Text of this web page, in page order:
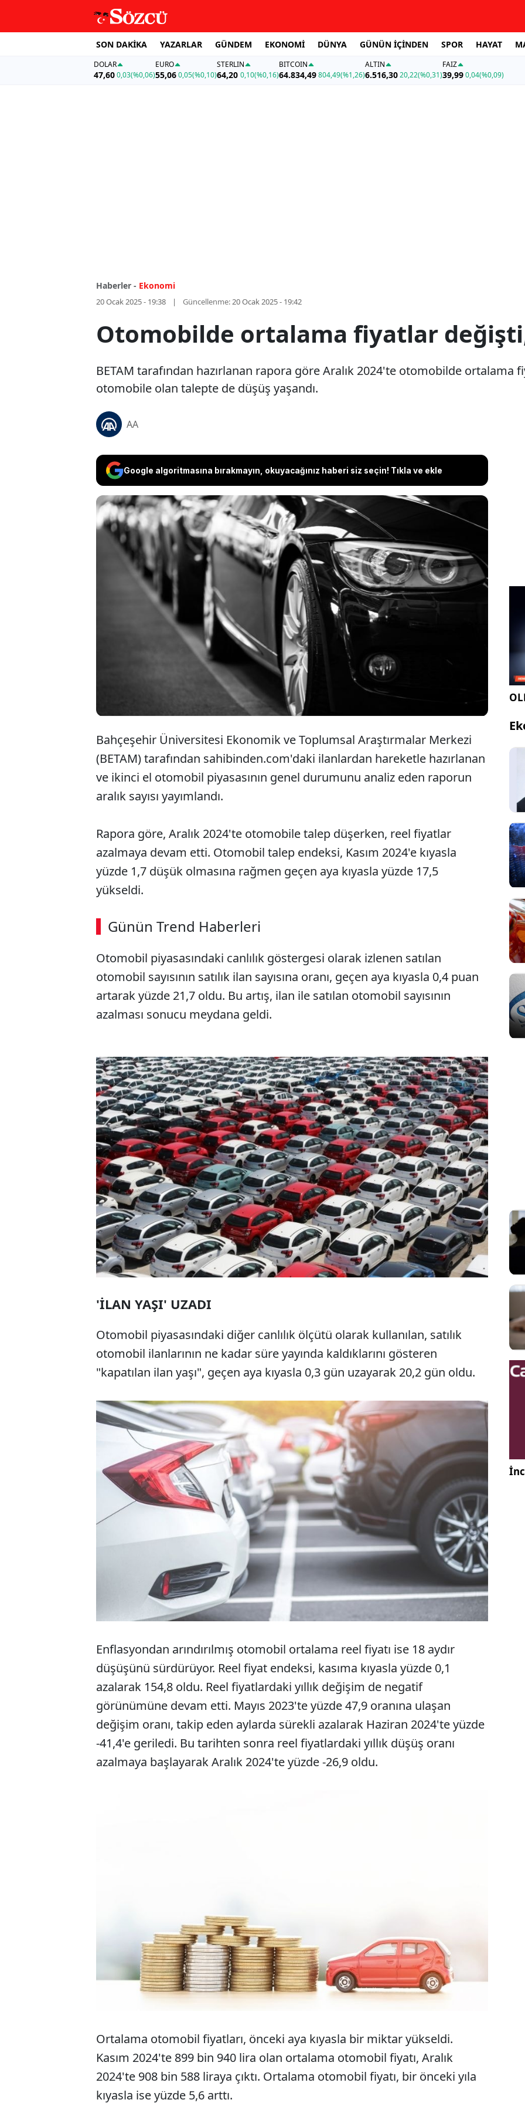
SON DAKİKA YAZARLAR GÜNDEM EKONOMİ DÜNYA GÜNÜN İÇİNDEN SPOR HAYAT
DOLAR
47,600,03(%0,06)
EURO
55,06 0,05(%0,10)
STERLIN
64,20 0,10(%0,16)
BITCOIN
64.834,49804,49(%1,26)
ALTIN
6.516,3020,22(%0,31)
FAİZ
39,990,04(%0,09)
Haberler - Ekonomi
20 Ocak 2025 - 19:38 Güncellenme:20 Ocak 2025 - 19:42
Otomobilde ortalama fiyatlar
BETAM tarafından hazırlanan rapora göre Aralık 2024'te otomobilde ortalama
otomobile olan talepte de düşüş yaşandı.
AA
Google algoritmasına bırakmayın, okuyacağınız haberi siz seçin! Tıkla ve ekle
BETAM tarafından hazırlanan rapora göre Aralık
2024'te otomobilde ortalama fiyatlar arttı. Rapora
göre, otomobile olan talepte de düşüş yaşandı.
Bahçeşehir Üniversitesi Ekonomik ve Toplumsal Araştırmalar Merkezi
(BETAM) tarafından sahibinden.com'daki ilanlardan hareketle hazırlanan
ve ikinci el otomobil piyasasının genel durumunu analiz eden raporun
aralık sayısı yayımlandı.
Rapora göre, Aralık 2024'te otomobile talep düşerken, reel fiyatlar
azalmaya devam etti. Otomobil talep endeksi, Kasım 2024'e kıyasla
yüzde 1,7 düşük olmasına rağmen geçen aya kıyasla yüzde 17,5
yükseldi.
Günün Trend Haberleri
SÖZCÜ SON DAKİKA
Otomobil piyasasındaki canlılık göstergesi olarak izlenen satılan
otomobil sayısının satılık ilan sayısına oranı, geçen aya kıyasla 0,4 puan
artarak yüzde 21,7 oldu. Bu artış, ilan ile satılan otomobil sayısının
azalması sonucu meydana geldi.
'İLAN YAŞI' UZADI
Otomobil piyasasındaki diğer canlılık ölçütü olarak kullanılan, satılık
otomobil ilanlarının ne kadar süre yayında kaldıklarını gösteren
"kapatılan ilan yaşı", geçen aya kıyasla 0,3 gün uzayarak 20,2 gün oldu.
Enflasyondan arındırılmış otomobil ortalama reel fiyatı ise 18 aydır
düşüşünü sürdürüyor. Reel fiyat endeksi, kasıma kıyasla yüzde 0,1
azalarak 154,8 oldu. Reel fiyatlardaki yıllık değişim de negatif
görünümüne devam etti. Mayıs 2023'te yüzde 47,9 oranına ulaşan
değişim oranı, takip eden aylarda sürekli azalarak Haziran 2024'te yüzde
-41,4'e geriledi. Bu tarihten sonra reel fiyatlardaki yıllık düşüş oranı
azalmaya başlayarak Aralık 2024'te yüzde -26,9 oldu.
Ortalama otomobil fiyatları, önceki aya kıyasla bir miktar yükseldi.
Kasım 2024'te 899 bin 940 lira olan ortalama otomobil fiyatı, Aralık
2024'te 908 bin 588 liraya çıktı. Ortalama otomobil fiyatı, bir önceki yıla
kıyasla ise yüzde 5,6 arttı.